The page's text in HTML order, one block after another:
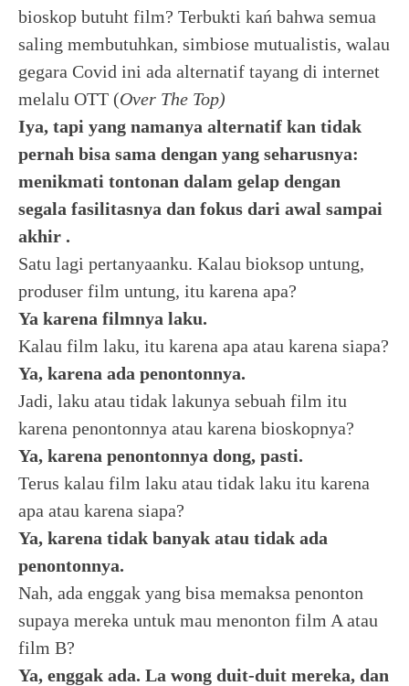
bioskop butuht film? Terbukti kań bahwa semua
saling membutuhkan, simbiose mutualistis, walau
gegara Covid ini ada alternatif tayang di internet
melalu OTT (Over The Top)
Iya, tapi yang namanya alternatif kan tidak
pernah bisa sama dengan yang seharusnya:
menikmati tontonan dalam gelap dengan
segala fasilitasnya dan fokus dari awal sampai
akhir .
Satu lagi pertanyaanku. Kalau bioksop untung,
produser film untung, itu karena apa?
Ya karena filmnya laku.
Kalau film laku, itu karena apa atau karena siapa?
Ya, karena ada penontonnya.
Jadi, laku atau tidak lakunya sebuah film itu
karena penontonnya atau karena bioskopnya?
Ya, karena penontonnya dong, pasti.
Terus kalau film laku atau tidak laku itu karena
apa atau karena siapa?
Ya, karena tidak banyak atau tidak ada
penontonnya.
Nah, ada enggak yang bisa memaksa penonton
supaya mereka untuk mau menonton film A atau
film B?
Ya, enggak ada. La wong duit-duit mereka, dan